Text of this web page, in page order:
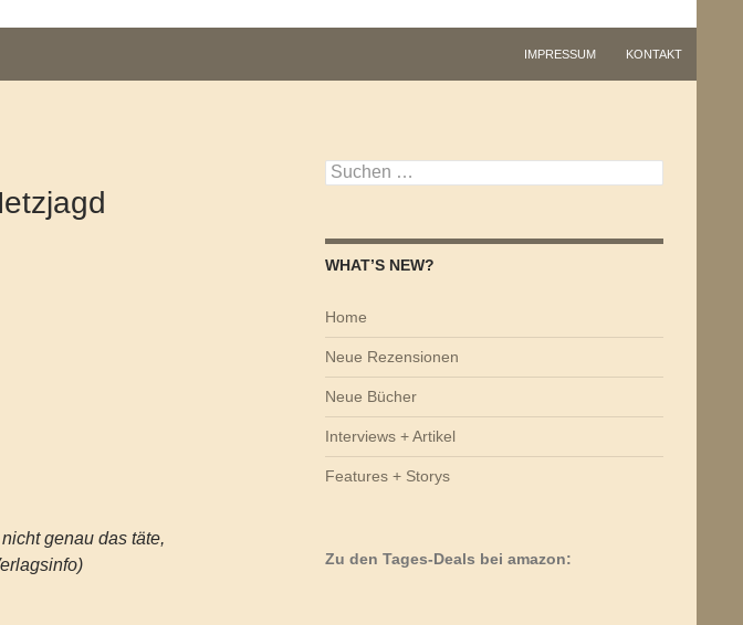
IMPRESSUM KONTAKT
genau das täte,
Suchen
nach:
WHAT’S NEW?
Home
Neue Rezensionen
Neue Bücher
Interviews + Artikel
Features + Storys
Zu den Tages-Deals bei amazon: